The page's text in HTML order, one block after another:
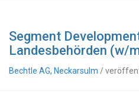
Segment
Landesbehörden (w/
Bechtle AG, Neckarsulm /